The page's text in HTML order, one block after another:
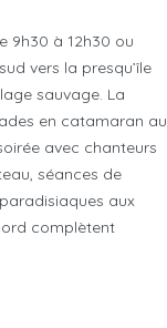
9h30 à 12h30 ou
vers la presqu’île
sauvage. La
en catamaran au
avec chanteurs
séances de
aux
complètent